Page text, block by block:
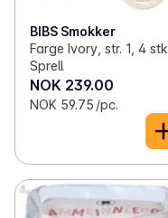
BIBS Smokker
Farge Ivory, str. 1, 4 stk,
Sprell
NOK 239.00
NOK 59.75 /pc.